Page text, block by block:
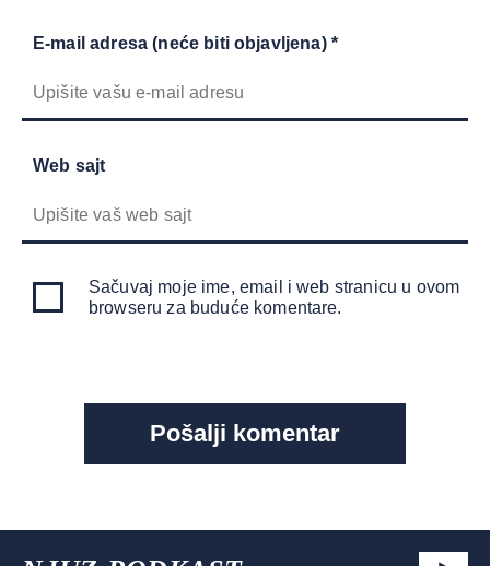
E-mail adresa (neće biti objavljena) *
Web sajt
Sačuvaj moje ime, email i web stranicu u ovom
browseru za buduće komentare.